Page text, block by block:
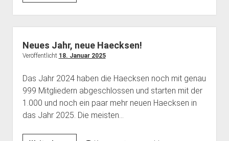
erste
Chaos
Feminist
Convention
–
Neues Jahr, neue Haecksen!
Veröffentlicht 18. Januar 2025
Das Jahr 2024 haben die Haecksen noch mit genau
999 Mitgliedern abgeschlossen und starten mit der
1.000 und noch ein paar mehr neuen Haecksen in
das Jahr 2025. Die meisten…